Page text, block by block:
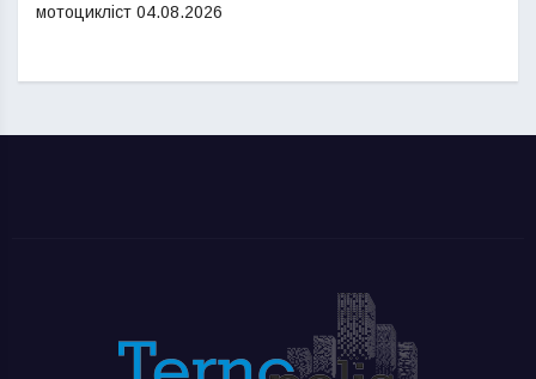
мотоцикліст 04.08.2026